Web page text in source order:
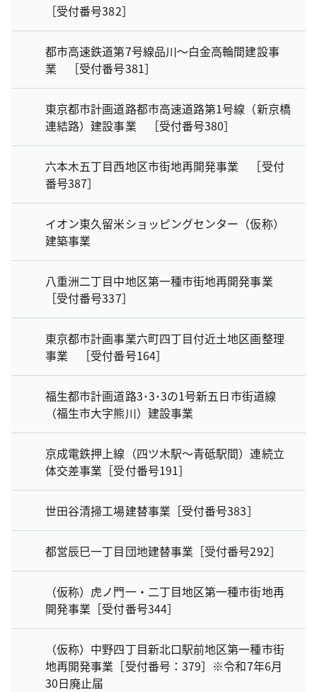
［受付番号382］
都市高速鉄道第7号線品川～白金高輪間建設事
業 ［受付番号381］
東京都市計画道路都市高速道路第1号線（新京橋
連結路）建設事業 ［受付番号380］
六本木五丁目西地区市街地再開発事業 ［受付
番号387］
イオン東久留米ショッピングセンター（仮称）
建築事業
八重洲二丁目中地区第一種市街地再開発事業
［受付番号337］
東京都市計画事業六町四丁目付近土地区画整理
事業 ［受付番号164］
福生都市計画道路3･3･3の1号新五日市街道線
（福生市大字熊川）建設事業
京成電鉄押上線（四ツ木駅～青砥駅間）連続立
体交差事業［受付番号191］
世田谷清掃工場建替事業［受付番号383］
都営辰巳一丁目団地建替事業［受付番号292］
（仮称）虎ノ門一・二丁目地区第一種市街地再
開発事業［受付番号344］
（仮称）中野四丁目新北口駅前地区第一種市街
地再開発事業［受付番号：379］※令和7年6月
30日廃止届